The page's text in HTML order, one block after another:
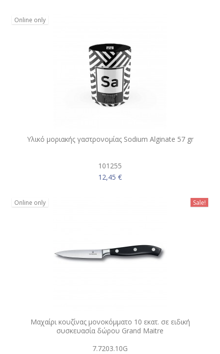
Online only
Υλικό μοριακής γαστρονομίας Sodium Alginate 57 gr
101255
12,45 €
Online only Sale!
Μαχαίρι κουζίνας μονοκόμματο 10 εκατ. σε ειδική
συσκευασία δώρου Grand Maitre
7.7203.10G